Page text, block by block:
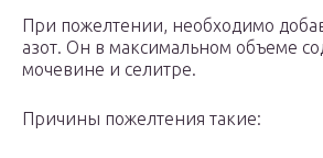
При пожелтении, необходимо
азот. Он в максимальном объеме
мочевине и селитре.
Причины пожелтения такие: